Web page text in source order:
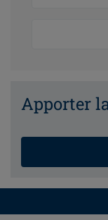
Apporter